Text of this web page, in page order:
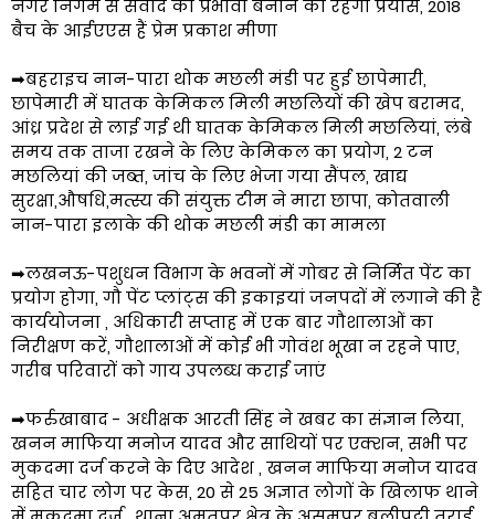
नगर निगम से संवाद को प्रभावी बनाने का रहेगा प्रयास, 2018
बैच के आईएएस हैं प्रेम प्रकाश मीणा
➡बहराइच नान-पारा थोक मछली मंडी पर हुई छापेमारी,
छापेमारी में घातक केमिकल मिली मछलियों की खेप बरामद,
आंध्र प्रदेश से लाई गई थी घातक केमिकल मिली मछलियां, लंबे
समय तक ताजा रखने के लिए केमिकल का प्रयोग, 2 टन
मछलियां की जब्त, जांच के लिए भेजा गया सैंपल, खाद्य
सुरक्षा,औषधि,मत्स्य की संयुक्त टीम ने मारा छापा, कोतवाली
नान-पारा इलाके की थोक मछली मंडी का मामला
➡लखनऊ-पशुधन विभाग के भवनों में गोबर से निर्मित पेंट का
प्रयोग होगा, गौ पेंट प्लांट्स की इकाइयां जनपदों में लगाने की है
कार्ययोजना , अधिकारी सप्ताह में एक बार गौशालाओं का
निरीक्षण करें, गौशालाओं में कोई भी गोवंश भूखा न रहने पाए,
गरीब परिवारों को गाय उपलब्ध कराई जाएं
➡फर्रुखाबाद - अधीक्षक आरती सिंह ने खबर का संज्ञान लिया,
खनन माफिया मनोज यादव और साथियों पर एक्शन, सभी पर
मुकदमा दर्ज करने के दिए आदेश , खनन माफिया मनोज यादव
सहित चार लोग पर केस, 20 से 25 अज्ञात लोगों के खिलाफ थाने